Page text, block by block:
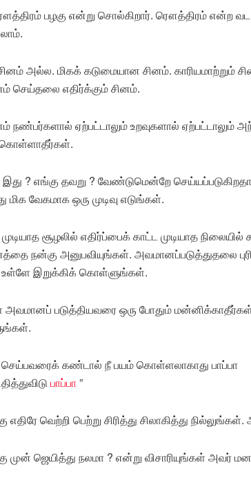
பழகு என்று சொல்கிறார். ரௌத்திரம் என்ற
அல்ல. மிகக் கடுமையான சினம். காரியமாற்றும்
செய்தலை எதிர்க்கும் சினம்.
நண்பர்களால் ஏற்பட்டாலும் உறவுகளால் ஏற்பட்டாலும்
? எங்கு தவறு ? வேண்டுமென்றே
மிக வேகமாக ஒரு முடிவு எடுங்கள்.
சூழலில் எதிர்ப்பைக் காட்ட முடியாத
நன்கு அனுபவியுங்கள். அவமானப்படுத்துதலை
உள்ளே இறுக்கிக் கொள்ளுங்கள்.
படுத்தியவரை ஒரு போதும்
செய்பவரைக் கண்டால் நீ பயம் கொள்ளலாகாது பாப்பா
பாப்பா”
எதிரே வெற்றி பெற்று சிரித்து சிலாகித்து
முன் ஜெயித்து நலமா ? என்று விசாரியுங்கள் அவர்